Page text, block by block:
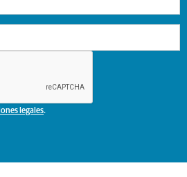
legales.